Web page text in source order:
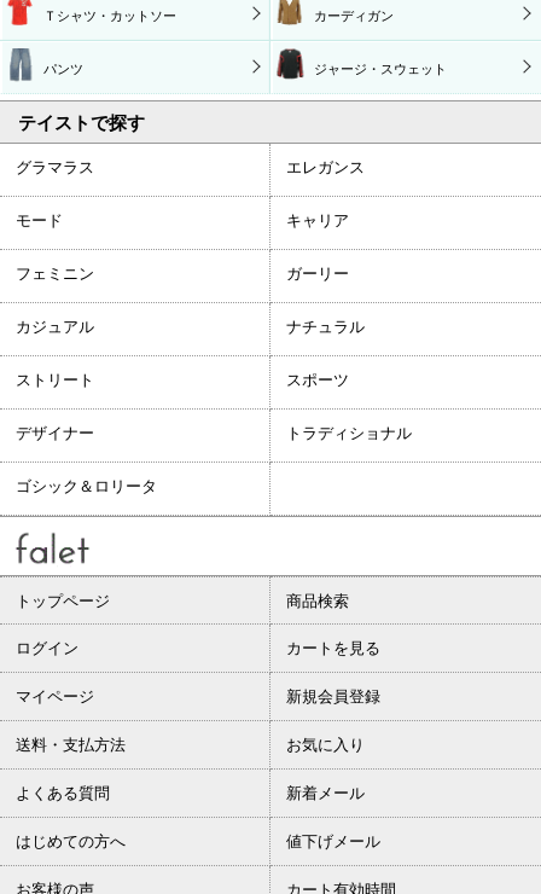
Ｔシャツ・カットソー カーディガン
パンツ ジャージ・スウェット
テイストで探す
グラマラス エレガンス
モード キャリア
フェミニン ガーリー
カジュアル ナチュラル
ストリート スポーツ
デザイナー トラディショナル
ゴシック＆ロリータ
トップページ 商品検索
ログイン カートを見る
マイページ 新規会員登録
送料・支払方法 お気に入り
よくある質問 新着メール
はじめての方へ 値下げメール
お客様の声 カート有効時間